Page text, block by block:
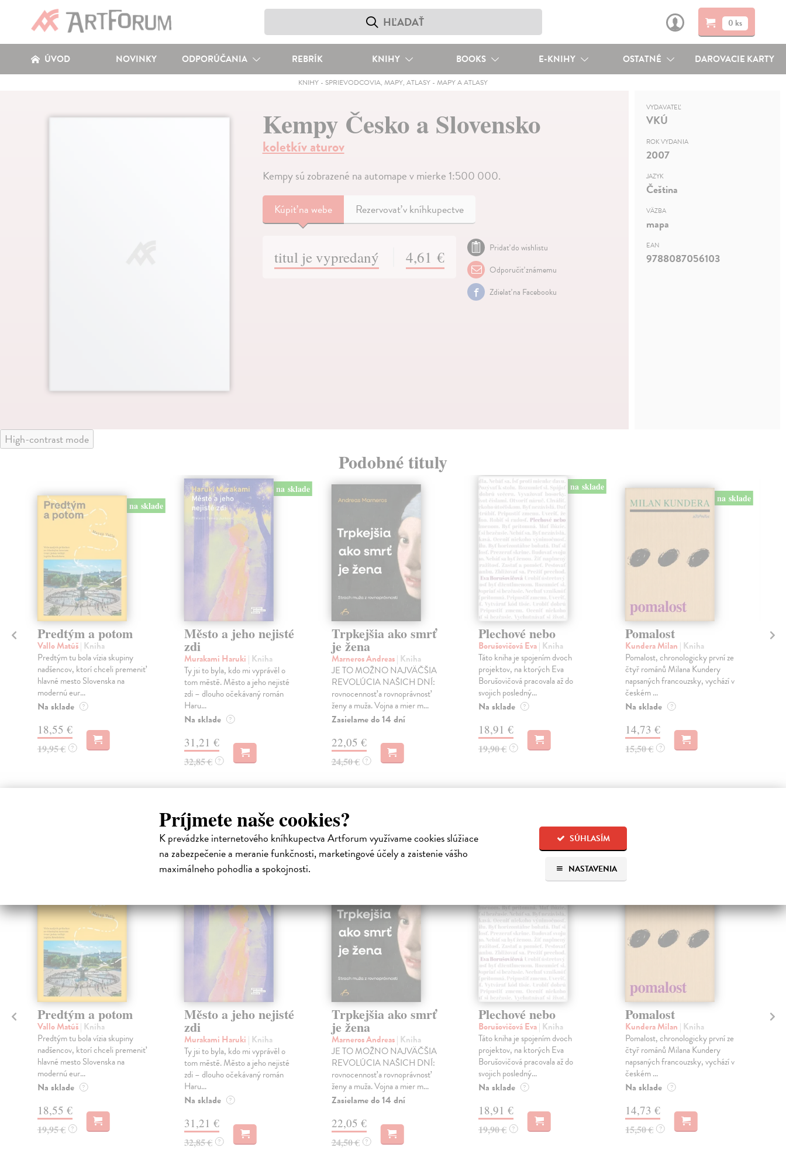
Príjmete naše cookies?
K prevádzke internetového kníhkupectva Artforum využívame cookies slúžiace
na zabezpečenie a meranie funkčnosti, marketingové účely a zaistenie vášho
maximálneho pohodlia a spokojnosti.
SÚHLASÍM
NASTAVENIA
0 ks
ÚVOD NOVINKY ODPORÚČANIA REBRÍK KNIHY BOOKS E-KNIHY OSTATNÉ DAROVACIE KARTY
KNIHY- SPRIEVODCOVIA, MAPY, ATLASY- MAPY A ATLASY
Kempy Česko a Slovensko
koletkív aturov
Kempy sú zobrazené na automape v mierke 1:500 000.
Kúpiťna webe Rezervovať v kníhkupectve
titul je vypredaný 4,61 €
Pridať do wishlistu
Odporučiť známemu
Zdielať na Facebooku
VYDAVATEĽ
VKÚ
ROK VYDANIA
2007
JAZYK
Čeština
VÄZBA
mapa
EAN
9788087056103
High-contrast mode
Podobné tituly
na sklade
Predtým a potom
Vallo Matúš| Kniha
Predtým tu bola vízia skupiny
nadšencov, ktorí chceli premeniť
hlavné mesto Slovenska na
modernú eur...
Na sklade ?
18,55 €
19,95 € ?
na sklade
Město a jeho nejisté
zdi
Murakami Haruki | Kniha
Ty jsi to byla, kdo mi vyprávěl o
tom městě. Město a jeho nejisté
zdi – dlouho očekávaný román
Haru...
Na sklade ?
31,21 €
32,85 € ?
Trpkejšia ako smrť
je žena
Marneros Andreas| Kniha
JE TO MOŽNO NAJVÄČŠIA
REVOLÚCIA NAŠICH DNÍ:
rovnocennosť a rovnoprávnosť
ženy a muža. Vojna a mier m...
Zasielame do 14 dní
22,05 €
24,50 € ?
na sklade
Plechové nebo
Borušovičová Eva| Kniha
Táto kniha je spojením dvoch
projektov, na ktorých Eva
Borušovičová pracovala až do
svojich posledný...
Na sklade ?
18,91 €
19,90 € ?
na sklade
Pomalost
Kundera Milan | Kniha
Pomalost, chronologicky první ze
čtyř románů Milana Kundery
napsaných francouzsky, vychází v
českém ...
Na sklade ?
14,73 €
15,50 € ?
Čitatelia s podobným vkusom si kúpili aj:
Predtým a potom
Vallo Matúš| Kniha
Predtým tu bola vízia skupiny
nadšencov, ktorí chceli premeniť
hlavné mesto Slovenska na
modernú eur...
Na sklade ?
18,55 €
19,95 € ?
na sklade
Město a jeho nejisté
zdi
Murakami Haruki | Kniha
Ty jsi to byla, kdo mi vyprávěl o
tom městě. Město a jeho nejisté
zdi – dlouho očekávaný román
Haru...
Na sklade ?
31,21 €
32,85 € ?
Trpkejšia ako smrť
je žena
Marneros Andreas| Kniha
JE TO MOŽNO NAJVÄČŠIA
REVOLÚCIA NAŠICH DNÍ:
rovnocennosť a rovnoprávnosť
ženy a muža. Vojna a mier m...
Zasielame do 14 dní
22,05 €
24,50 € ?
na sklade
Plechové nebo
Borušovičová Eva| Kniha
Táto kniha je spojením dvoch
projektov, na ktorých Eva
Borušovičová pracovala až do
svojich posledný...
Na sklade ?
18,91 €
19,90 € ?
Pomalost
Kundera Milan | Kniha
Pomalost, chronologicky první ze
čtyř románů Milana Kundery
napsaných francouzsky, vychází v
českém ...
Na sklade ?
14,73 €
15,50 € ?